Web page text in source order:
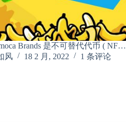
Brands 是不可替代代币 ( NF…
风
18 2 月, 2022 1 条评论